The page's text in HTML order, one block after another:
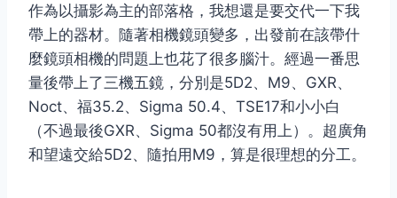
作為以攝影為主的部落格，我想還是要交代一下我
帶上的器材。隨著相機鏡頭變多，出發前在該帶什
麼鏡頭相機的問題上也花了很多腦汁。經過一番思
量後帶上了三機五鏡，分別是5D2、M9、GXR、
Noct、福35.2、Sigma 50.4、TSE17和小小白
（不過最後GXR、Sigma 50都沒有用上）。超廣角
和望遠交給5D2、隨拍用M9，算是很理想的分工。